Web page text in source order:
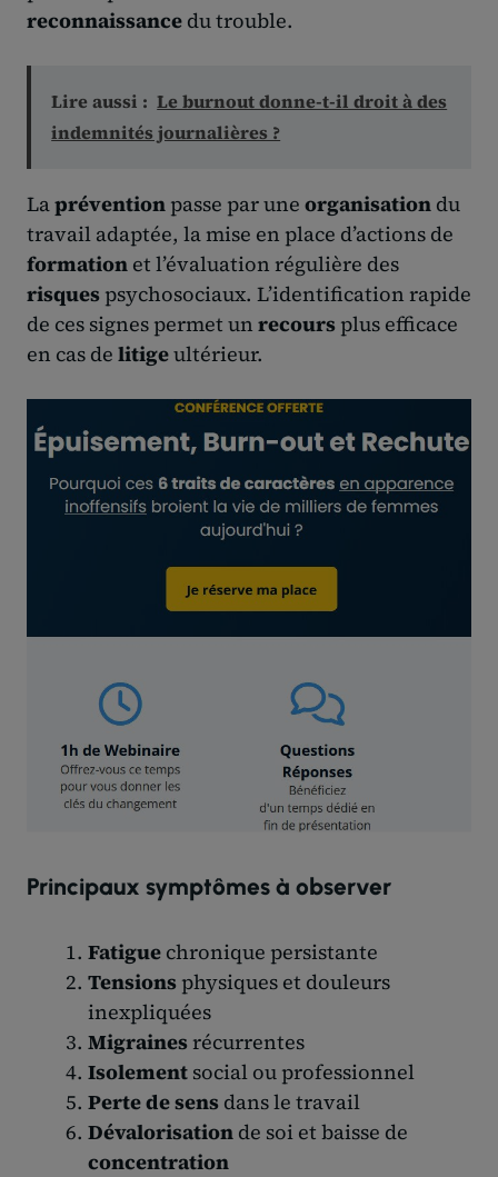
reconnaissance du trouble.
Lire aussi : Le burnout donne-t-il droit à des
indemnités journalières ?
Laprévention passe par une organisation du
travail adaptée, la mise en place d’actions de
formation et l’évaluation régulière des
risques psychosociaux. L’identification rapide
de ces signes permet un recours plus efficace
en cas de litigeultérieur.
Principaux symptômes à observer
Fatiguechronique persistante
Tensionsphysiques et douleurs
inexpliquées
Migrainesrécurrentes
Isolementsocial ou professionnel
Perte de sensdans le travail
Dévalorisationde soi et baisse de
concentration